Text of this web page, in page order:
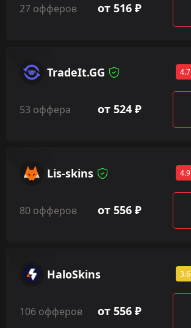
27 офферов от 516 ₽
TradeIt.GG 4.7
53 оффера от 524 ₽
Lis-skins 4.9
80 офферов от 556 ₽
HaloSkins 3.6
106 офферов от 556 ₽